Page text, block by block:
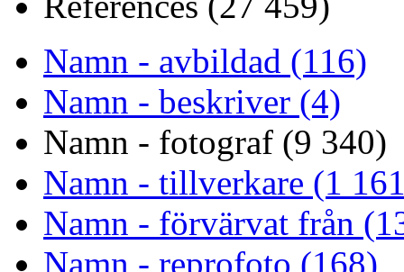
Namn - avbildad (116)
Namn - beskriver (4)
Namn - fotograf (9 340)
Namn - tillverkare (1
Namn - förvärvat från
Namn - reprofoto (168)